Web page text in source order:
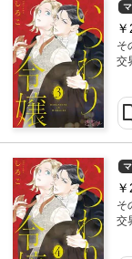
そ
交
続
そ
交